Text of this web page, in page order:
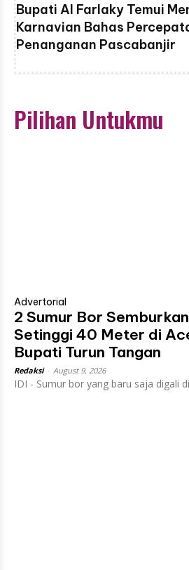
Bupati Al Farlaky Temui
Karnavian Bahas
Penanganan Pascabanjir
Pilihan Untukmu
Advertorial
2 Sumur Bor
Setinggi 40 Meter di
Bupati Turun Tangan
Redaksi August 9, 2026
IDI - Sumur bor yang baru saja digali